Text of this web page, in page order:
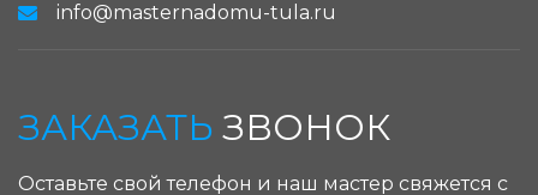
info@masternadomu-tula.ru
ЗАКАЗАТЬ ЗВОНОК
Оставьте свой телефон и наш мастер свяжется с